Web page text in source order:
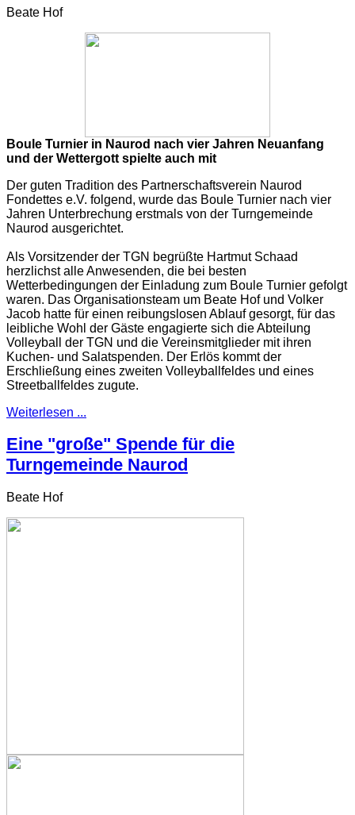
Beate Hof
Boule Turnier in Naurod nach vier Jahren Neuanfang
und der Wettergott spielte auch mit
Der guten Tradition des Partnerschaftsverein Naurod
Fondettes e.V. folgend, wurde das Boule Turnier nach vier
Jahren Unterbrechung erstmals von der Turngemeinde
Naurod ausgerichtet.
Als Vorsitzender der TGN begrüßte Hartmut Schaad
herzlichst alle Anwesenden, die bei besten
Wetterbedingungen der Einladung zum Boule Turnier gefolgt
waren. Das Organisationsteam um Beate Hof und Volker
Jacob hatte für einen reibungslosen Ablauf gesorgt, für das
leibliche Wohl der Gäste engagierte sich die Abteilung
Volleyball der TGN und die Vereinsmitglieder mit ihren
Kuchen- und Salatspenden. Der Erlös kommt der
Erschließung eines zweiten Volleyballfeldes und eines
Streetballfeldes zugute.
Weiterlesen ...
Eine "große" Spende für die
Turngemeinde Naurod
Beate Hof